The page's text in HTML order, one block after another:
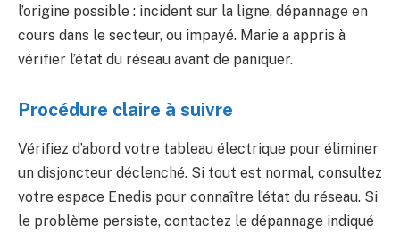
l’origine possible : incident sur la ligne, dépannage en
cours dans le secteur, ou impayé. Marie a appris à
vérifier l’état du réseau avant de paniquer.
Procédure claire à suivre
Vérifiez d’abord votre tableau électrique pour éliminer
un disjoncteur déclenché. Si tout est normal, consultez
votre espace Enedis pour connaître l’état du réseau. Si
le problème persiste, contactez le dépannage indiqué